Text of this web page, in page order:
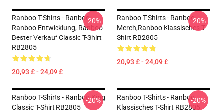
Ranboo T-Shirts - Ranboo,
Ranboo Entwicklung, Ranboo
Bester Verkauf Classic T-Shirt
RB2805
20,93 £ - 24,09 £
-20%
Ranboo T-Shirts - Ranboo
Merch,Ranboo Klassisches T-
Shirt RB2805
20,93 £ - 24,09 £
-20%
Ranboo T-Shirts - Ranboo King
Classic T-Shirt RB2805
-20%
Ranboo T-Shirts - Ranboo
Klassisches T-Shirt RB2805
-20%